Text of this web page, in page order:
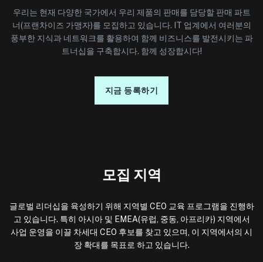
우리는 현재 다양한 국가에서 우리 제품의 판매를 담당할 판매 파트
너(프랜차이즈 가맹자)를 모집하고 있습니다. IT 업계에서 여러분의
풍부한 지식과 네트워크를 활용하여 함께 비즈니스를 발전시키는 파
트너십을 구축합시다. 함께 성장합시다!
지금 등록하기
모집 지역
글로벌 리더십을 육성하기 위해 지역별 CEO 교육 프로그램을 진행하
고 있습니다. 특히 아시아 및 EMEA(유럽, 중동, 아프리카) 지역에서
사업 운영을 이끌 차세대 CEO 후보를 찾고 있으며, 이 지역에서의 시
장 확대를 목표로 하고 있습니다.